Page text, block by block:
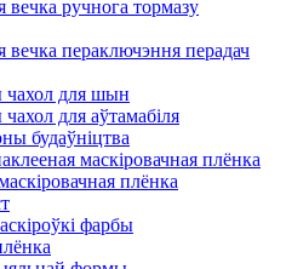
вечка ручнога тормазу
вечка пераключэння перадач
чахол для шын
для аўтамабіля
будаўніцтва
маскіровачная плёнка
плёнка
фарбы